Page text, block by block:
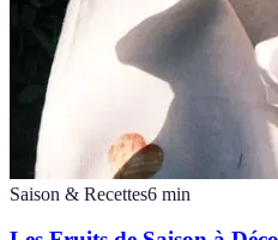
Saison & Recettes6 min